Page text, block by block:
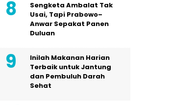
Sengketa Ambalat Tak
Usai, Tapi Prabowo–
Anwar Sepakat Panen
Duluan
Inilah Makanan Harian
Terbaik untuk Jantung
dan Pembuluh Darah
Sehat